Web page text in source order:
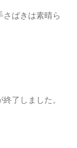
ばきは素晴ら
了しました。